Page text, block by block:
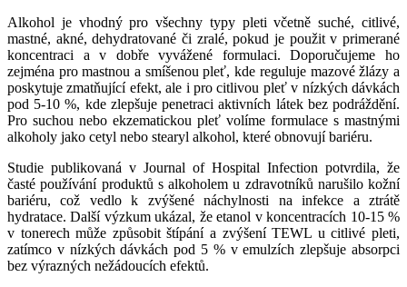
Alkohol je vhodný pro všechny typy pleti včetně suché, citlivé,
mastné, akné, dehydratované či zralé, pokud je použit v primerané
koncentraci a v dobře vyvážené formulaci. Doporučujeme ho
zejména pro mastnou a smíšenou pleť, kde reguluje mazové žlázy a
poskytuje zmatňující efekt, ale i pro citlivou pleť v nízkých dávkách
pod 5-10 %, kde zlepšuje penetraci aktivních látek bez podráždění.
Pro suchou nebo ekzematickou pleť volíme formulace s mastnými
alkoholy jako cetyl nebo stearyl alkohol, které obnovují bariéru.
Studie publikovaná v Journal of Hospital Infection potvrdila, že
časté používání produktů s alkoholem u zdravotníků narušilo kožní
bariéru, což vedlo k zvýšené náchylnosti na infekce a ztrátě
hydratace. Další výzkum ukázal, že etanol v koncentracích 10-15 %
v tonerech může způsobit štípání a zvýšení TEWL u citlivé pleti,
zatímco v nízkých dávkách pod 5 % v emulzích zlepšuje absorpci
bez výrazných nežádoucích efektů.